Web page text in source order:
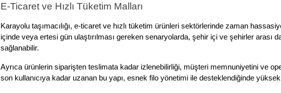
E-Ticaret ve Hızlı Tüketim Malları
Karayolu taşımacılığı, e-ticaret ve hızlı tüketim ürünleri sektörlerinde zaman
içinde veya ertesi gün ulaştırılması gereken senaryolarda, şehir içi ve şehirler arası
sağlanabilir.
Ayrıca ürünlerin siparişten teslimata kadar izlenebilirliği, müşteri memnuniyetini ve
son kullanıcıya kadar uzanan bu yapı, esnek filo yönetimi ile desteklendiğinde